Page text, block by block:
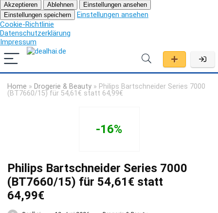
Akzeptieren Ablehnen
Einstellungen ansehen
Einstellungen speichern
Einstellungen ansehen
Cookie-Richtlinie
Datenschutzerklärung
Impressum
Home » Drogerie & Beauty » Philips Bartschneider Series 7000
(BT7660/15) für 54,61€ statt 64,99€
-16%
Philips Bartschneider Series 7000
(BT7660/15) für 54,61€ statt
64,99€